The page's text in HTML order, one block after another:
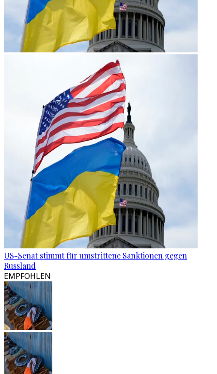
US-Senat stimmt für umstrittene Sanktionen gegen
Russland
EMPFOHLEN